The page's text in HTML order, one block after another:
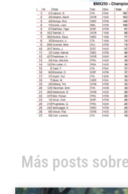
Más posts sobre